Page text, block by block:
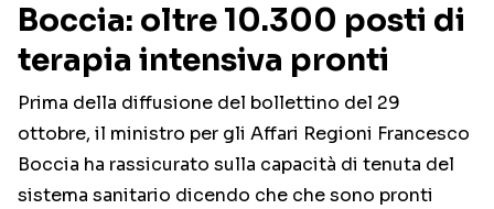
Boccia: oltre 10.300 posti di
terapia intensiva pronti
Prima della diffusione del bollettino del 29
ottobre, il ministro per gli Affari Regioni Francesco
Boccia ha rassicurato sulla capacità di tenuta del
sistema sanitario dicendo che che sono pronti